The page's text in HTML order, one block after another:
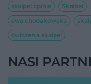
skalpel opinie Skalpel
ewa chodakowska
ćwiczenia skalpel
NASI